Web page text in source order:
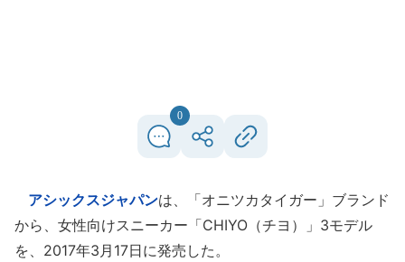
0
アシックスジャパンは、「オニツカタイガー」ブランド
から、女性向けスニーカー「CHIYO（チヨ）」3モデル
を、2017年3月17日に発売した。